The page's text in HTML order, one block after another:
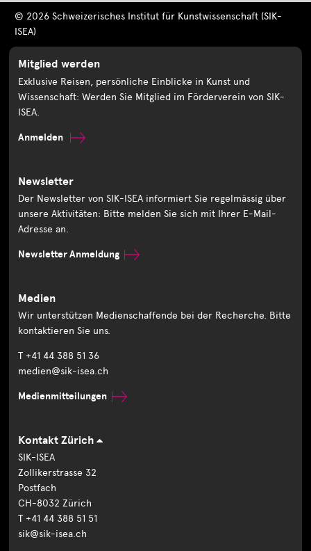
© 2026 Schweizerisches Institut für Kunstwissenschaft (SIK-
ISEA)
Mitglied werden
Exklusive Reisen, persönliche Einblicke in Kunst und
Wissenschaft: Werden Sie Mitglied im Förderverein von SIK-
ISEA.
Anmelden
Newsletter
Der Newsletter von SIK-ISEA informiert Sie regelmässig über
unsere Aktivitäten: Bitte melden Sie sich mit Ihrer E-Mail-
Adresse an.
Newsletter Anmeldung
Medien
Wir unterstützen Medienschaffende bei der Recherche. Bitte
kontaktieren Sie uns.
T +41 44 388 51 36
medien@sik-isea.ch
Medienmitteilungen
Kontakt Zürich
SIK-ISEA
Zollikerstrasse 32
Postfach
CH-8032 Zürich
T +41 44 388 51 51
sik@sik-isea.ch